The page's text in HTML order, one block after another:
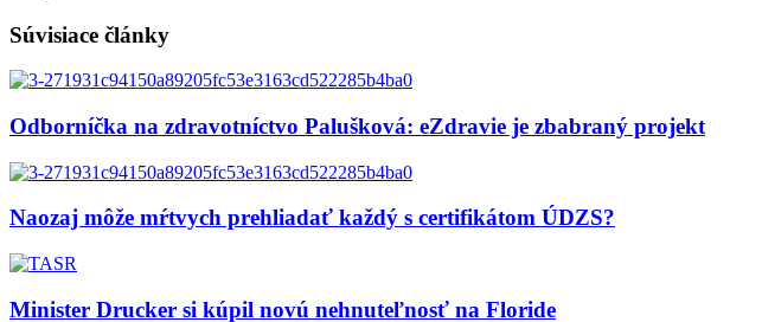
Súvisiace články
Odborníčka na zdravotníctvo Palušková: eZdravie je zbabraný projekt
Naozaj môže mŕtvych prehliadať každý s certifikátom ÚDZS?
Minister Drucker si kúpil novú nehnuteľnosť na Floride